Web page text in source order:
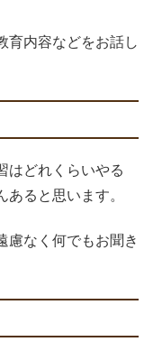
育内容などをお話し
はどれくらいやる
ると思います。
慮なく何でもお聞き